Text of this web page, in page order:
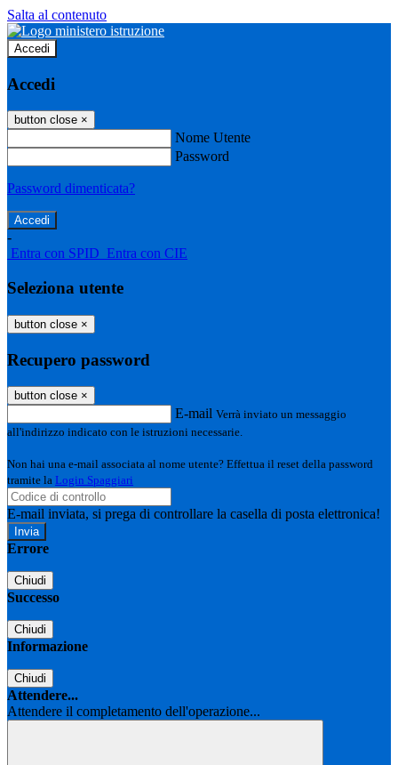
Salta al contenuto
Accedi
Accedi
button close ×
Nome Utente
Password
Password dimenticata?
-
Entra con SPID Entra con CIE
Seleziona utente
button close ×
Recupero password
button close ×
E-mail Verrà inviato un messaggio
all'indirizzo indicato con le istruzioni necessarie.
Non hai una e-mail associata al nome utente? Effettua il reset della password
tramite la Login Spaggiari
E-mail inviata, si prega di controllare la casella di posta elettronica!
Errore
Chiudi
Successo
Chiudi
Informazione
Chiudi
Attendere...
Attendere il completamento dell'operazione...